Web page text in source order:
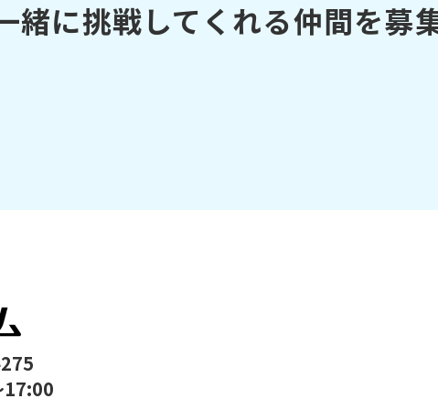
緒に挑戦してくれる仲間を募
17:00